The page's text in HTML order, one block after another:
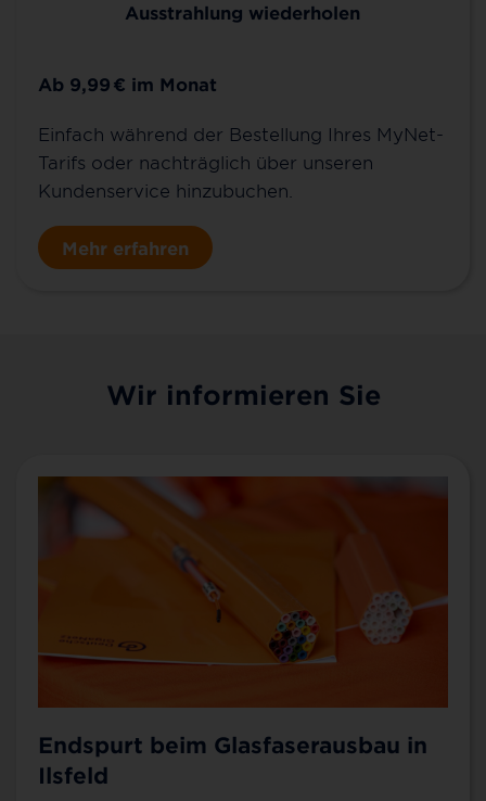
Ausstrahlung wiederholen
Ab 9,99 € im Monat
Einfach während der Bestellung Ihres MyNet-
Tarifs oder nachträglich über unseren
Kundenservice hinzubuchen.
Mehr erfahren
Wir informieren Sie
Endspurt beim Glasfaserausbau in
Ilsfeld